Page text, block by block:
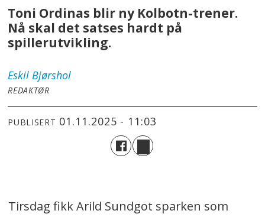
Toni Ordinas blir ny Kolbotn-trener.
Nå skal det satses hardt på
spillerutvikling.
Eskil Bjørshol
REDAKTØR
PUBLISERT 01.11.2025 - 11:03
Tirsdag fikk Arild Sundgot sparken som